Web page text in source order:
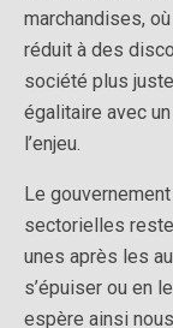
marchandises,
réduit à des
société plus
égalitaire avec
l’enjeu.
Le
sectorielles
unes après les
s’épuiser ou en
espère ainsi